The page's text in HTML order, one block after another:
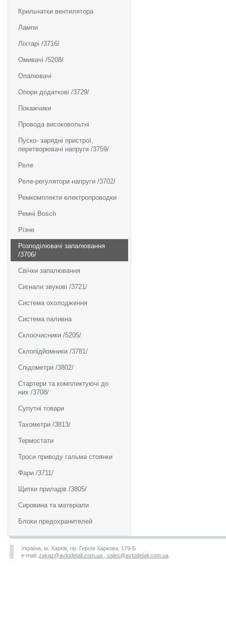
Крильчатки вентилятора
Лампи
Ліхтарі /3716/
Омивачі /5208/
Опалювачі
Опори додаткові /3729/
Покажчики
Провода високовольтні
Пуско- зарядні пристрої,
перетворювачі напруги /3759/
Реле
Реле-регулятори напруги /3702/
Ремкомплекти електропроводки
Ремні Bosch
Різне
Розподілювачі запалювання
/3706/
Свічки запалювання
Сигнали звукові /3721/
Система охолодження
Система паливна
Склоочисники /5205/
Склопідйомники /3781/
Спідометри /3802/
Стартери та комплектуючі до
них /3708/
Супутні товари
Тахометри /3813/
Термостати
Троси приводу гальма стоянки
Фари /3711/
Щитки приладів /3805/
Сировина та матеріали
Блоки предохранителей
Україна, м. Харків, пр. Героїв Харкова, 179-Б
e-mail: zakaz@avtodetali.com.ua , sales@avtodetali.com.ua